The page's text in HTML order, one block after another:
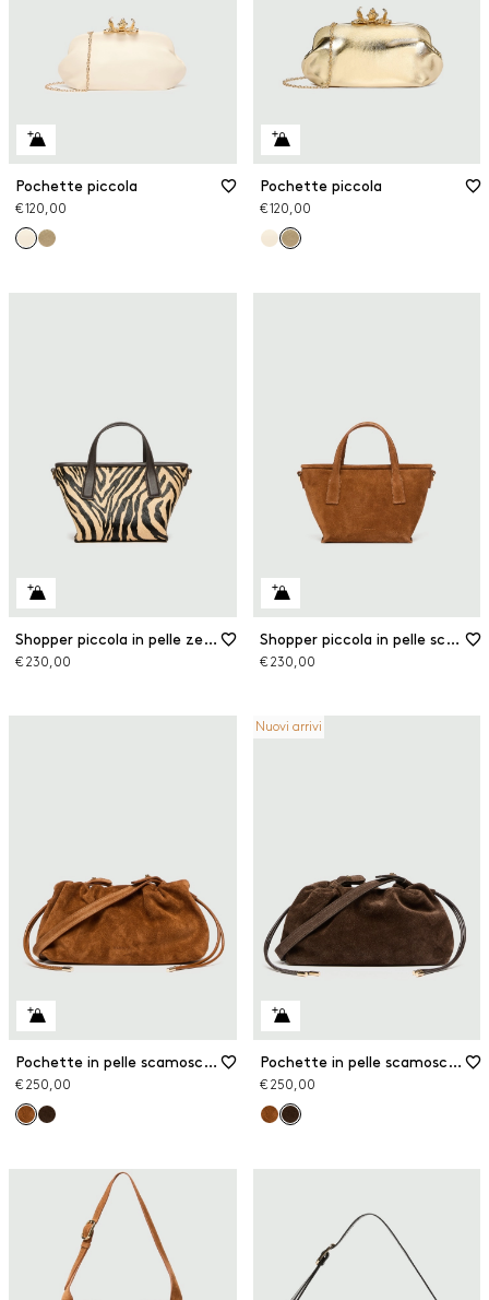
Pochette piccola
€ 120,00
Pochette piccola
€ 120,00
Shopper piccola in pelle zebrata
€ 230,00
Shopper piccola in pelle scamosciata
€ 230,00
Pochette in pelle scamosciata
€ 250,00
Nuovi arrivi
Pochette in pelle scamosciata
€ 250,00